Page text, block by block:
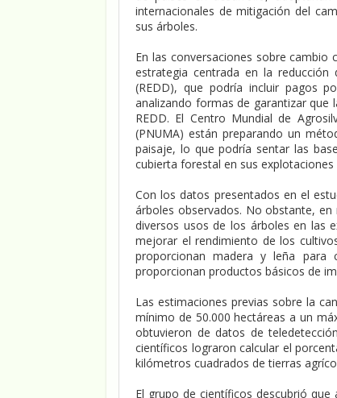
internacionales de mitigación del
sus árboles.
En las conversaciones sobre cambio
estrategia centrada en la
(REDD), que podría incluir pagos
analizando formas de garantizar que
REDD. El Centro Mundial de
(PNUMA) están preparando un
paisaje, lo que podría sentar las
cubierta forestal en sus explotaciones
Con los datos presentados en el
árboles observados. No obstante,
diversos usos de los árboles en las
mejorar el rendimiento de los
proporcionan madera y leña para
proporcionan productos básicos de
Las estimaciones previas sobre la
mínimo de 50.000 hectáreas a un
obtuvieron de datos de
científicos lograron calcular el
kilómetros cuadrados de tierras
El grupo de científicos descubrió